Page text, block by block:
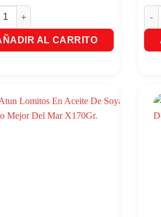
Seca Sudespensa x 500Gr cantidad
AL CARRITO